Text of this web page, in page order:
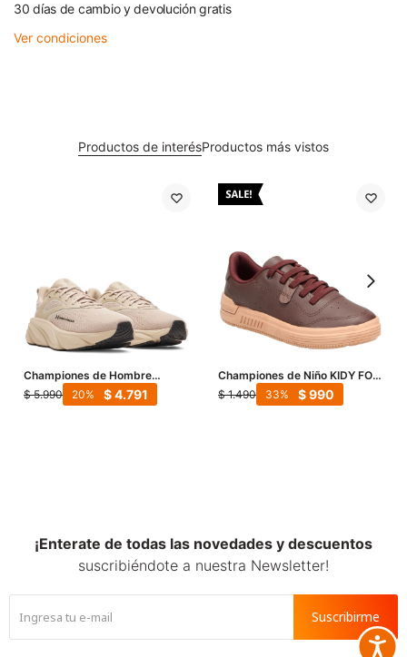
30 días de cambio y devolución gratis
Ver condiciones
Productos de interésProductos más vistos
Championes de Hombre
UNDER ARMOUR Rogue 6 -
$ 5.990 $4.791
20
Championes de Niño KIDY FOLE
punta redonda y acordonado -
$ 1.490 $990
33
¡Enterate de todas las novedades y descuentos
suscribiéndote a nuestra Newsletter!
Suscribirme